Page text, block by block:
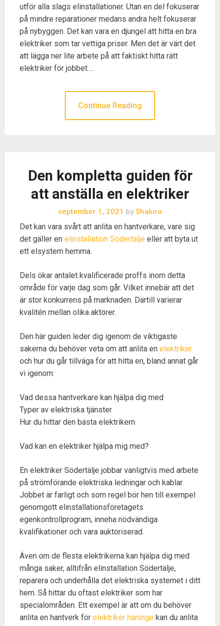
utför alla slags elinstallationer. Utan en del fokuserar
på mindre reparationer medans andra helt fokuserar
på nybyggen. Det kan vara en djungel att hitta en bra
elektriker som tar vettiga priser. Men det är värt det
att lägga ner lite arbete på att faktiskt hitta rätt
elektriker för jobbet.…
Continue Reading
Den kompletta guiden för
att anställa en elektriker
september 1, 2021 by Shakira
Det kan vara svårt att anlita en hantverkare, vare sig
det gäller en elinstallation Södertälje eller att byta ut
ett elsystem hemma.
Dels ökar antalet kvalificerade proffs inom detta
område för varje dag som går. Vilket innebär att det
är stor konkurrens på marknaden. Därtill varierar
kvalitén mellan olika aktörer.
Den här guiden leder dig igenom de viktigaste
sakerna du behöver veta om att anlita en elektriker
och hur du går tillväga för att hitta en, bland annat går
vi igenom:
Vad dessa hantverkare kan hjälpa dig med
Typer av elektriska tjänster
Hur du hittar den bästa elektrikern
Vad kan en elektriker hjälpa mig med?
En elektriker Södertälje jobbar vanligtvis med arbete
på strömförande elektriska ledningar och kablar.
Jobbet är farligt och som regel bör hen till exempel
genomgott elinstallationsföretagets
egenkontrollprogram, inneha nödvändiga
kvalifikationer och vara auktoriserad.
Även om de flesta elektrikerna kan hjälpa dig med
många saker, alltifrån elinstallation Södertälje,
reparera och underhålla det elektriska systemet i ditt
hem. Så hittar du oftast elektriker som har
specialområden. Ett exempel är att om du behöver
anlita en hantverk för elektriker haninge kan du anlita